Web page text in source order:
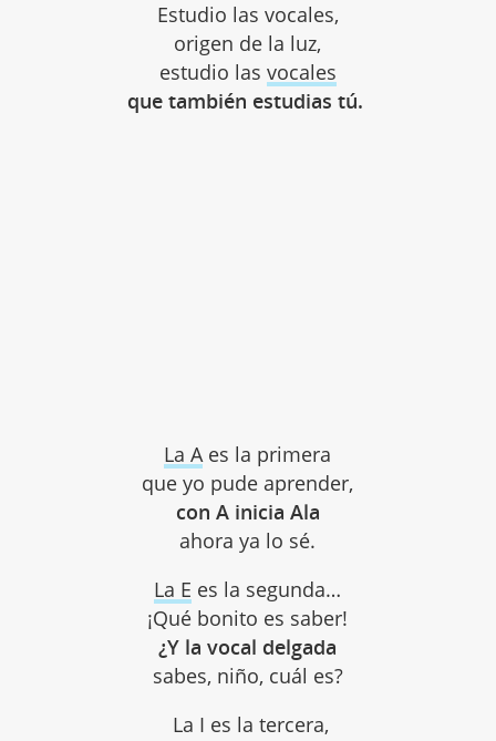
Estudio las vocales,
origen de la luz,
estudio las vocales
que también estudias tú.
La Aes la primera
que yo pude aprender,
con A inicia Ala
ahora ya lo sé.
La E es la segunda…
¡Qué bonito es saber!
¿Y la vocal delgada
sabes, niño, cuál es?
La I es la tercera,